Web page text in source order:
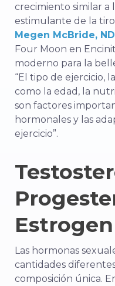
crecimiento similar a
estimulante de la
Megen McBride, ND
Four Moon en
moderno para la
“El tipo de ejercicio,
como la edad, la
son factores
hormonales y las
ejercicio”.
Estrogen
Las hormonas
cantidades
composición única.